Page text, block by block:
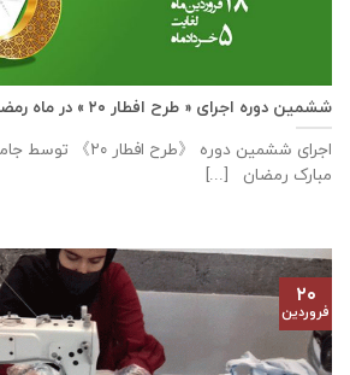
ششمین دوره اجرای « طرح افطار ۲۰ » در ماه رمضان ۱۳۹۹
اجرای ششمین دوره 《
مبارک رمضان [...]
۲۰
فروردین